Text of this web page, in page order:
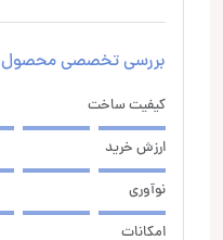
بررسی تخصصی محصول
کیفیت ساخت
ارزش خرید
نوآوری
امکانات